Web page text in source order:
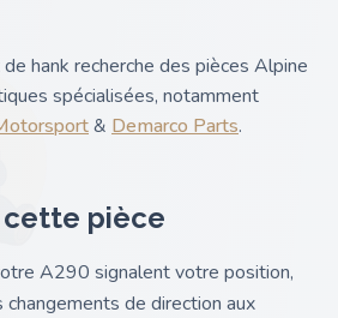
hank recherche des pièces Alpine
spécialisées, notamment
& Demarco Parts.
cette pièce
A290 signalent votre position,
de direction aux